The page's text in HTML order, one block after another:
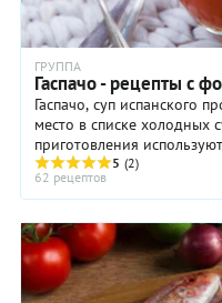
ГРУППА
Гаспачо - рецепты с
Гаспачо, суп испанского
место в списке холодных
приготовления
черешковый сельдерей,
5 (2)
62 рецептов